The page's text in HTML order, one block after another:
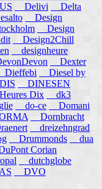
Delivi
Delta
Design
Design
Design2Chill
designheure
Dexter
Dieffebi
Diesel by
DINESEN
Dix
dk3
do-ce
Domani
Dornbracht
dreizehngrad
Drummonds
dua
Corian
dutchglobe
DVO